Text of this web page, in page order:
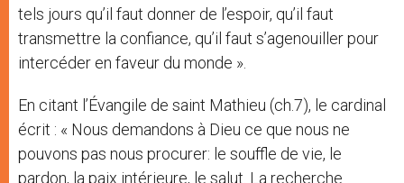
tels jours qu’il faut donner de l’espoir, qu’il faut
transmettre la confiance, qu’il faut s’agenouiller pour
intercéder en faveur du monde ».
En citant l’Évangile de saint Mathieu (ch.7), le cardinal
écrit : « Nous demandons à Dieu ce que nous ne
pouvons pas nous procurer: le souffle de vie, le
pardon, la paix intérieure, le salut. La recherche